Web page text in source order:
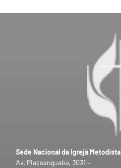
Sede Nacional da Igreja Metodista
Av. Piassanguaba, 3031 –